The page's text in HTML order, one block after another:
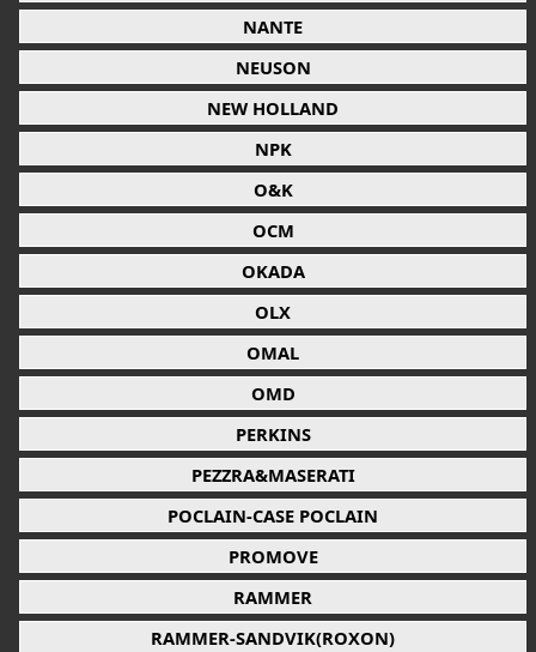
NANTE
NEUSON
NEW HOLLAND
NPK
O&K
OCM
OKADA
OLX
OMAL
OMD
PERKINS
PEZZRA&MASERATI
POCLAIN-CASE POCLAIN
PROMOVE
RAMMER
RAMMER-SANDVIK(ROXON)